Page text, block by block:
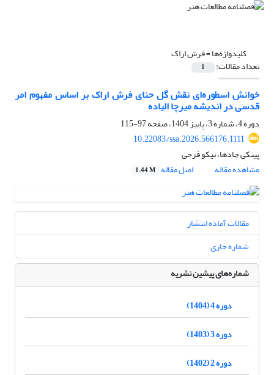
کلیدواژه‌ها =فرش اراک
تعداد مقالات: 1
خوانش اسطوره‌ای نقش گل حنای فرش اراک بر اساس مفهوم امر
قدسی در اندیشه میرچا الیاده
دوره 4، شماره 3، پاییز 1404، صفحه
97-115
10.22083/ssa.2026.566176.1111
پینکی چادها، نیکو فرجی
مشاهده مقاله
اصل مقاله 1.44 M
مقالات آماده انتشار
شماره جاری
شماره‌های پیشین نشریه
دوره 4 (1404)
دوره 3 (1403)
دوره 2 (1402)